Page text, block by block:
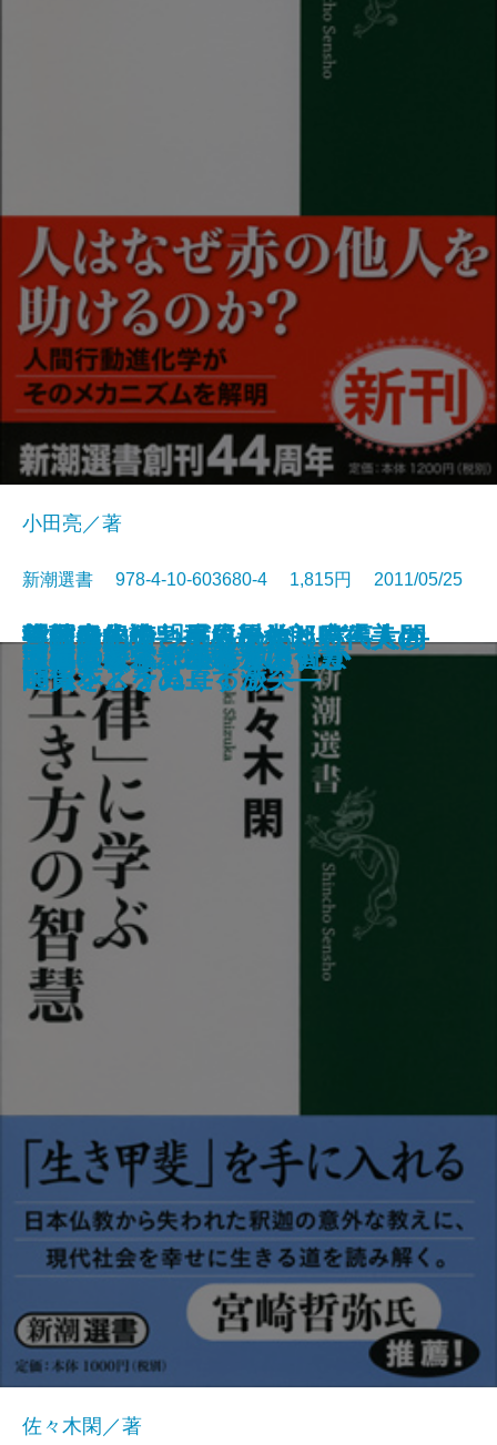
義理と人情―長谷川伸と日本人の
こころ―
危機の指導者 チャーチル
指揮者の役割―ヨーロッパ三大オ
ーケストラ物語―
こころの免疫学
落語進化論
ふたつの故宮博物院
水惑星の旅
戦前日本の「グローバリズム」―
一九三〇年代の教訓―
私家版 差別語辞典
利他学
小田亮／著
新潮選書 978-4-10-603680-4 1,815円 2011/05/25
「律」に学ぶ生き方の智慧
佐々木閑／著
「社会的うつ病」の治し方―人間
関係をどう見直すか―
諜報の天才 杉原千畝
「患者様」が医療を壊す
三島由紀夫と司馬遼太郎―「美し
い日本」をめぐる激突―
貨幣進化論―「成長なき時代」の
通貨システム―
西洋医がすすめる漢方
人間にとって科学とは何か
団地の時代
漱石はどう読まれてきたか